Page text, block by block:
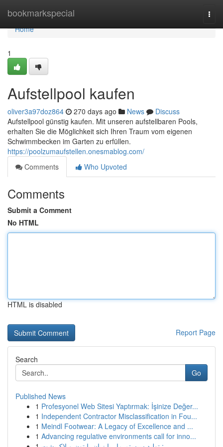
bookmarkspecial
Home
Home
1
Aufstellpool kaufen
oliver3a97doz864 270 days ago News
Discuss
Aufstellpool günstig kaufen. Mit unseren aufstellbaren Pools,
erhalten Sie die Möglichkeit sich Ihren Traum vom eigenen
Schwimmbecken im Garten zu erfüllen.
https://poolzumaufstellen.onesmablog.com/
Comments
Who Upvoted
Comments
Submit a Comment
No HTML
HTML is disabled
Report Page
Search
Go
Published News
1 Profesyonel Web Sitesi Yaptırmak: İşinize Değer...
1 Independent Contractor Misclassification in Fou...
1 Meindl Footwear: A Legacy of Excellence and ...
1 Advancing regulative environments call for inno...